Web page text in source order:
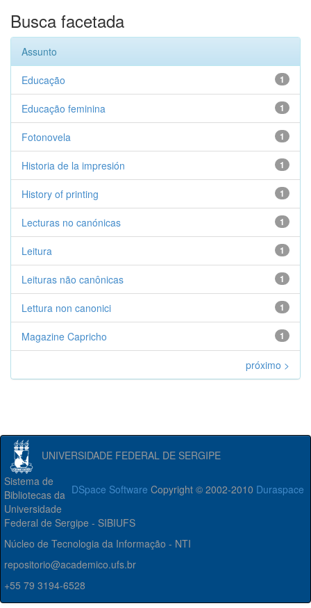
Busca facetada
Assunto
1
Educação
1
Educação feminina
1
Fotonovela
1
Historia de la impresión
1
History of printing
1
Lecturas no canónicas
1
Leitura
1
Leituras não canônicas
1
Lettura non canonici
1
Magazine Capricho
próximo >
UNIVERSIDADE FEDERAL DE SERGIPE
DSpace Software Copyright © 2002-2010 Duraspace
Sistema de
Bibliotecas da
Universidade
Federal de Sergipe - SIBIUFS
Núcleo de Tecnologia da Informação - NTI
repositorio@academico.ufs.br
+55 79 3194-6528